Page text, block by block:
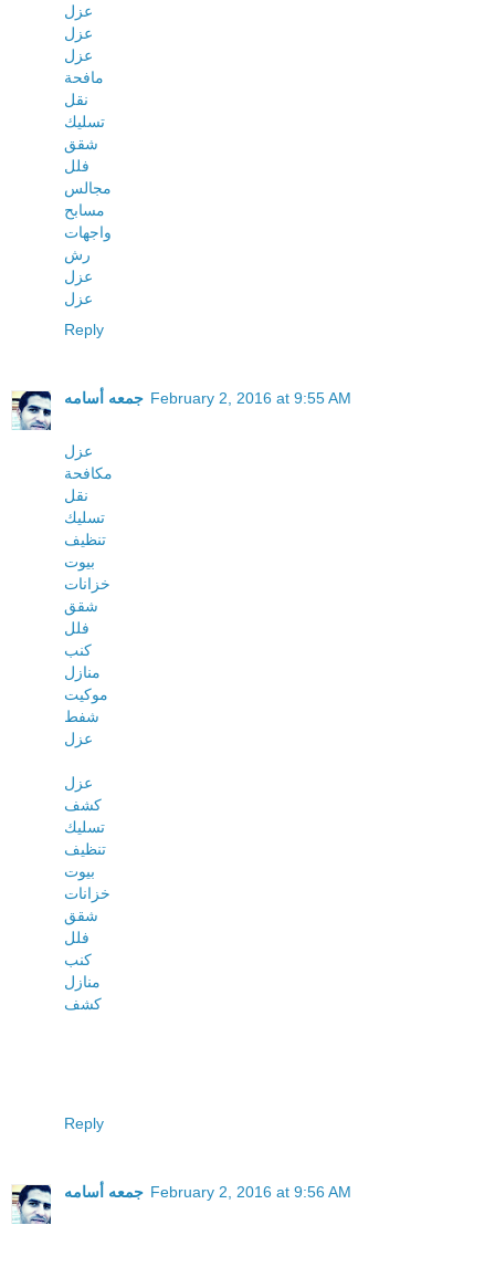
عزل
عزل
عزل
مافحة
نقل
تسليك
شقق
فلل
مجالس
مسابح
واجهات
رش
عزل
عزل
Reply
جمعه أسامه February 2, 2016 at 9:55 AM
عزل
مكافحة
نقل
تسليك
تنظيف
بيوت
خزانات
شقق
فلل
كنب
منازل
موكيت
شفط
عزل
عزل
كشف
تسليك
تنظيف
بيوت
خزانات
شقق
فلل
كنب
منازل
كشف
Reply
جمعه أسامه February 2, 2016 at 9:56 AM